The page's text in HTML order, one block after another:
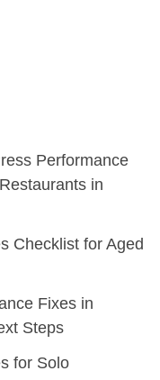
Performance
in
Checklist for Aged
Fixes in
Steps
for Solo